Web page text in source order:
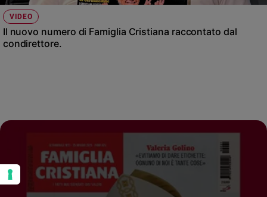
VIDEO
Il nuovo numero di Famiglia Cristiana raccontato dal
condirettore.